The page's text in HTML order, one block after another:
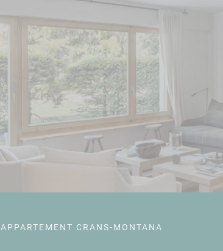
APPARTEMENT CRANS-MONTANA